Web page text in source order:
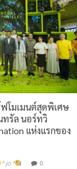
โมเมนต์สุดพิเศษ
ทรัล นอร์ทวิ
แห่งแรกของ
^ jo ^ 0